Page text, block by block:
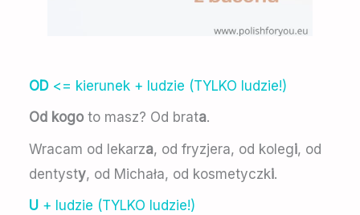
OD<= kierunek + ludzie (TYLKO ludzie!)
Od kogoto masz? Od brata.
Wracam od lekarza, od fryzjera, od kolegi, od
dentysty, od Michała, od kosmetyczki.
U+ ludzie (TYLKO ludzie!)